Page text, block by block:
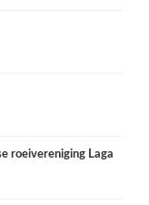
roeivereniging Laga